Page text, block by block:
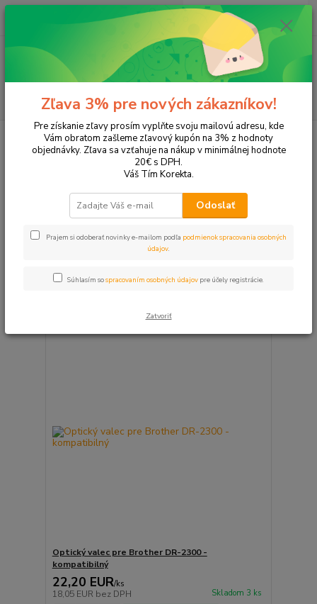
Hľadať
ks
za 0,00 EUR
Tonery a náplne do tlačiarní Brother DCP-L2520DW
DCP-L2520DW
Upresniť parametre
Najdrahšie
Zobrazujem 1-2 z 2
Optický valec pre Brother DR-2300 -
kompatibilný
22,20 EUR/ks
18,05 EUR bez DPH Skladom 3 ks
Zľava 3% pre nových zákazníkov!
Pre získanie zľavy prosím vyplňte svoju mailovú adresu, kde
Vám obratom zašleme zľavový kupón na 3% z hodnoty
objednávky. Zľava sa vzťahuje na nákup v minimálnej hodnote
20€ s DPH.
Váš Tím Korekta.
Odoslať
Prajem si odoberať novinky e-mailom podľa podmienok spracovania osobných
údajov.
Súhlasím sospracovaním osobných údajov pre účely registrácie.
Zatvoriť